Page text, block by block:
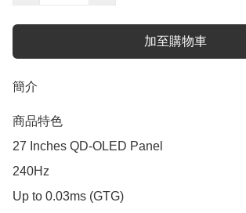
加至購物車
簡介
商品特色
27 Inches QD-OLED Panel
240Hz
Up to 0.03ms (GTG)